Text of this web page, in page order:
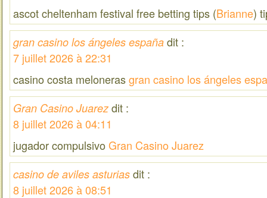
ascot cheltenham festival free betting tips​ (Brianne)
gran casino los ángeles españa dit :
7 juillet 2026 à 22:31
casino costa melonerasgran casino los ángeles
Gran Casino Juarez dit :
8 juillet 2026 à 04:11
jugador compulsivoGran Casino Juarez
casino de aviles asturias dit :
8 juillet 2026 à 08:51